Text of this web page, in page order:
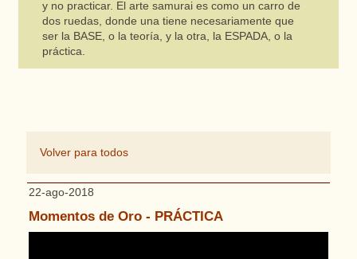
y no practicar. El arte samurai es como un carro de
dos ruedas, donde una tiene necesariamente que
ser la BASE, o la teoría, y la otra, la ESPADA, o la
práctica.
Volver para todos
22-ago-2018
Momentos de Oro - PRÁCTICA